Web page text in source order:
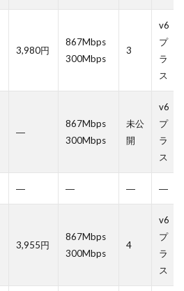
3,980円
867Mbps
300Mbps
3
v6
プ
ラ
ス
―
867Mbps
300Mbps
未公
開
v6
プ
ラ
ス
― ― ― ―
3,955円
867Mbps
300Mbps
4
v6
プ
ラ
ス